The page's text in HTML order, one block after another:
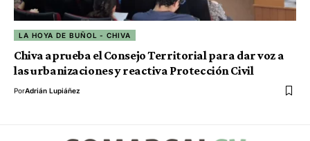
LA HOYA DE BUÑOL - CHIVA
Chiva aprueba el Consejo Territorial para dar voz a
las urbanizaciones y reactiva Protección Civil
PorAdrián Lupiáñez